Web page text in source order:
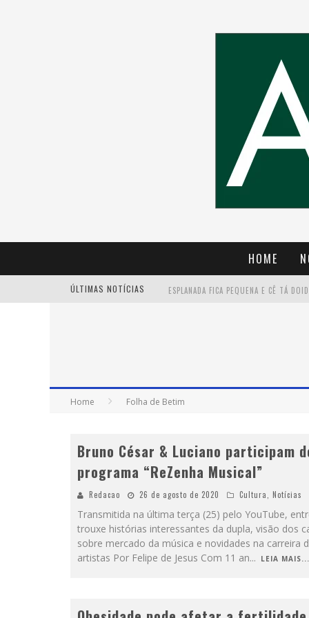
HOME
ÚLTIMAS NOTÍCIAS
Home Folha de Betim
Bruno César & Luciano participam
programa “ReZenha Musical”
Redacao 26 de agosto de 2020 Cultura Notícias
Transmitida na última terça (25) pelo YouTube,
trouxe histórias interessantes da dupla, visão dos
sobre mercado da música e novidades na carreira
artistas Por Felipe de Jesus Com 11 an... LEIA MAIS...